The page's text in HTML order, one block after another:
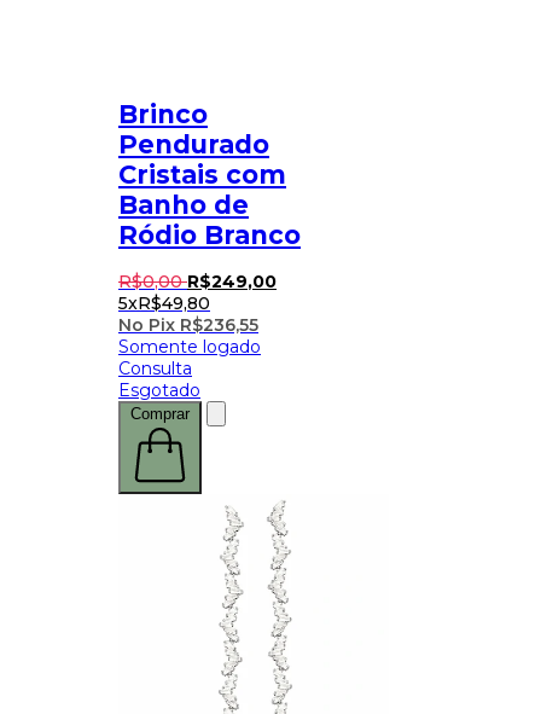
Brinco
Pendurado
Cristais com
Banho de
Ródio Branco
R$0,00 R$249,00
5xR$49,80
No Pix R$236,55
Somente logado
Consulta
Esgotado
Comprar